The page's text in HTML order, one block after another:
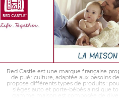
Red Castle est une marque française
de puériculture, adaptée aux besoins
propose différents types de produits :
sièges auto et porte-bébés ainsi que